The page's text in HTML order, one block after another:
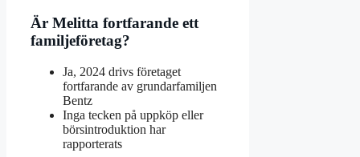
Är Melitta fortfarande ett
familjeföretag?
Ja, 2024 drivs företaget
fortfarande av grundarfamiljen
Bentz
Inga tecken på uppköp eller
börsintroduktion har
rapporterats